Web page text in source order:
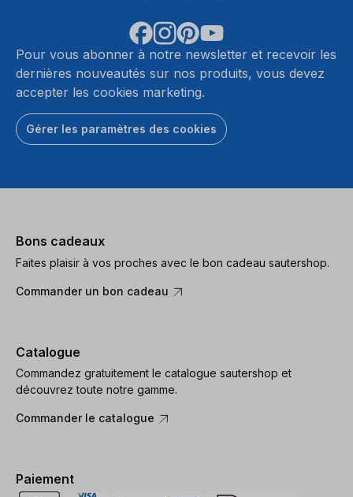
Pour vous abonner à notre newsletter et recevoir les
dernières nouveautés sur nos produits, vous devez
accepter les cookies marketing.
Gérer les paramètres des cookies
Bons cadeaux
Faites plaisir à vos proches avec le bon cadeau sautershop.
Commander un bon cadeau
Catalogue
Commandez gratuitement le catalogue sautershop et
découvrez toute notre gamme.
Commander le catalogue
Paiement